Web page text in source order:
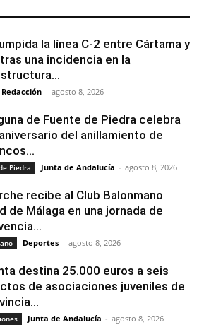
la línea C-2 entre Cártama y
una incidencia en la
Redacción - agosto 8, 2026
de Fuente de Piedra celebra
del anillamiento de
Piedra Junta de Andalucía - agosto 8, 2026
recibe al Club Balonmano
de Málaga en una jornada de
Deportes - agosto 8, 2026
destina 25.000 euros a seis
de asociaciones juveniles de
Junta de Andalucía - agosto 8, 2026